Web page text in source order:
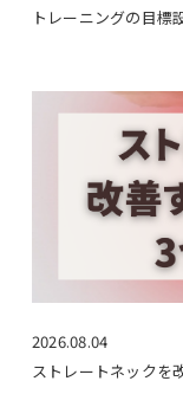
トレーニングの目標
2026.08.04
ストレートネックを